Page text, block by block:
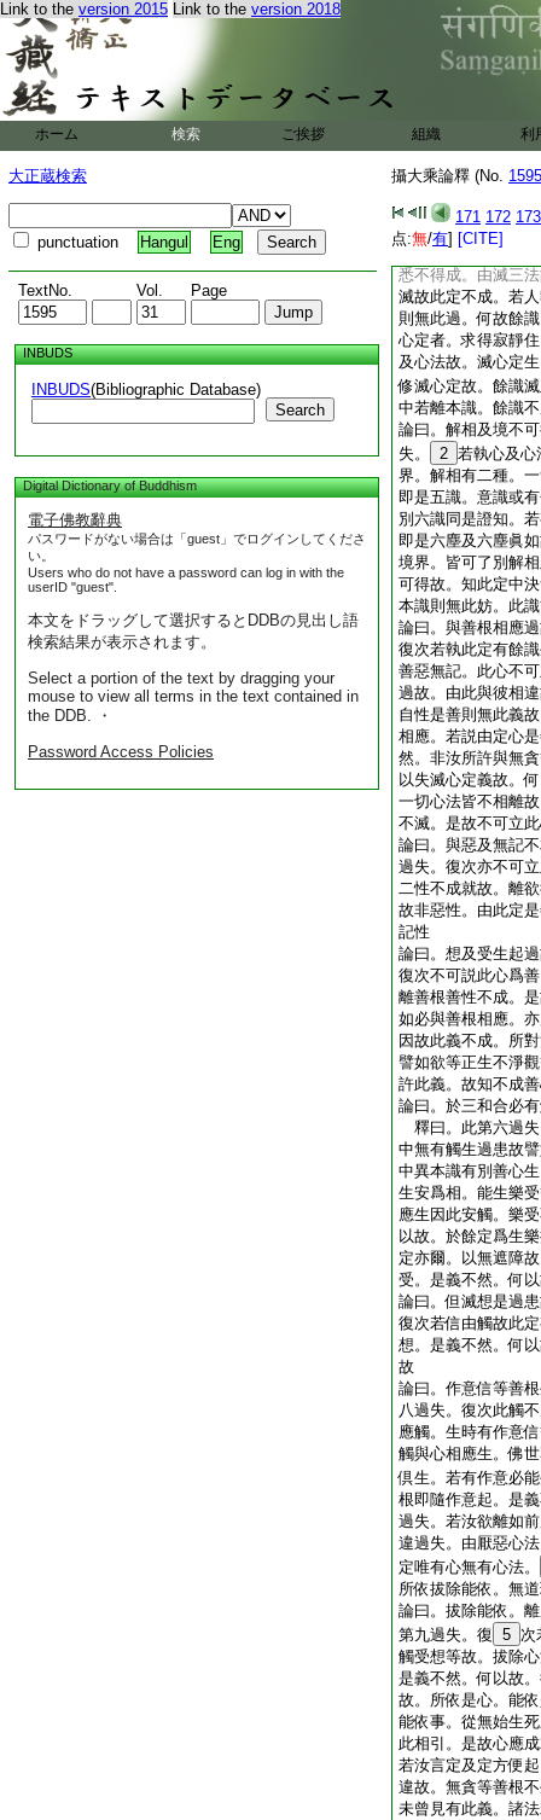
Link to the version 2015 Link to the version 2018
ホーム 検索 ご挨拶 組織 利
大正蔵検索
punctuation Hangul Eng
TextNo. Vol. Page
INBUDS
INBUDS(Bibliographic Database)
Search
Digital Dictionary of Buddhism
電子佛教辭典
パスワードがない場合は「guest」でログインしてくださ
い。
Users who do not have a password can log in with the
userID "guest".
本文をドラッグして選択するとDDBの見出し語
検索結果が表示されます。
Select a portion of the text by dragging your
mouse to view all terms in the text contained in
the DDB. ・
Password Access Policies
攝大乘論釋 (No.
171 172 173
点:無/有] [CITE]
論曰。若人説滅心
心 釋曰。言有第
説識不離身。如彼
論曰。何以故 釋
起識中隨執一識。
何以故
論曰。定義不成故
心定中立有心義過
心法未曾見其相離
想無時離受。受亦
無時得相離。若不
悉不得成。由滅三
滅故此定不成。若
則無此過。何故餘
心定者。求得寂靜
及心法故。滅心定
修滅心定故。餘識
中若離本識。餘識
論曰。解相及境不
失。
2 若執心及心
界。解相有二種。
即是五識。意識或
別六識同是證知。
即是六塵及六塵眞
境界。皆可了別解
可得故。知此定中
本識則無此妨。此
論曰。與善根相應
復次若執此定有餘
善惡無記。此心不
過故。由此與彼相
自性是善則無此義
相應。若説由定心
然。非汝所許與無
以失滅心定義故。
一切心法皆不相離
不滅。是故不可立
論曰。與惡及無記
過失。復次亦不可
二性不成就故。離
故非惡性。由此定
記性
論曰。想及受生起
復次不可説此心爲
離善根善性不成。
如必與善根相應。
因故此義不成。所
譬如欲等正生不淨
許此義。故知不成
論曰。於三和合必
釋曰。此第六過
中無有觸生過患故
中異本識有別善心
生安爲相。能生樂
應生因此安觸。樂
以故。於餘定爲生
定亦爾。以無遮障
受。是義不然。何
論曰。但滅想是過
復次若信由觸故此
想。是義不然。何
故
論曰。作意信等善
八過失。復次此觸
應觸。生時有作意
觸與心相應生。佛
倶生。若有作意必
根即隨作意起。是
過失。若汝欲離如
違過失。由厭惡心
定唯有心無有心法。
所依拔除能依。無
論曰。拔除能依。
第九過失。復 5 次
觸受想等故。拔除
是義不然。何以故
故。所依是心。能
能依事。從無始生
此相引。是故心應
若汝言定及定方便
違故。無貪等善根
未曾見有此義。諸